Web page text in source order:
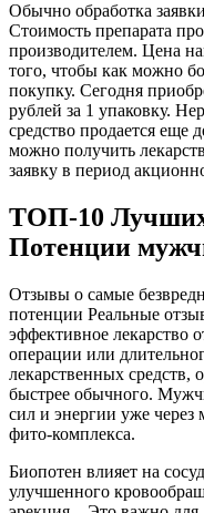
Обычно обработка
Стоимость препарата
производителем. Цена
того, чтобы как можно
покупку. Сегодня
рублей за 1 упаковку.
средство продается еще
можно получить
заявку в период
ТОП-10 Лучших
Потенции
Отзывы о самые
потенции Реальные
эффективное лекарство
операции или
лекарственных средств,
быстрее обычного.
сил и энергии уже через
фито-комплекса.
Биопотен влияет на
улучшенного